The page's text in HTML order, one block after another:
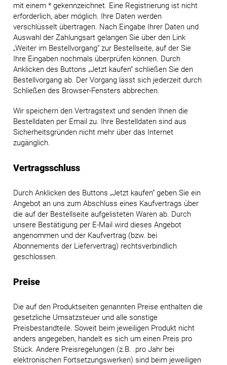
mit einem * gekennzeichnet. Eine Registrierung ist nicht
erforderlich, aber möglich. Ihre Daten werden
verschlüsselt übertragen. Nach Eingabe Ihrer Daten und
Auswahl der Zahlungsart gelangen Sie über den Link
„Weiter im Bestellvorgang“ zur Bestellseite, auf der Sie
Ihre Eingaben nochmals überprüfen können. Durch
Anklicken des Buttons „Jetzt kaufen“ schließen Sie den
Bestellvorgang ab. Der Vorgang lässt sich jederzeit durch
Schließen des Browser-Fensters abbrechen.
Wir speichern den Vertragstext und senden Ihnen die
Bestelldaten per Email zu. Ihre Bestelldaten sind aus
Sicherheitsgründen nicht mehr über das Internet
zugänglich.
Vertragsschluss
Durch Anklicken des Buttons „Jetzt kaufen“ geben Sie ein
Angebot an uns zum Abschluss eines Kaufvertrags über
die auf der Bestellseite aufgelisteten Waren ab. Durch
unsere Bestätigung per E-Mail wird dieses Angebot
angenommen und der Kaufvertrag (bzw. bei
Abonnements der Liefervertrag) rechtsverbindlich
geschlossen.
Preise
Die auf den Produktseiten genannten Preise enthalten die
gesetzliche Umsatzsteuer und alle sonstige
Preisbestandteile. Soweit beim jeweiligen Produkt nicht
anders angegeben, handelt es sich um einen Preis pro
Stück. Andere Preisregelungen (z.B. .pro Jahr bei
elektronischen Fortsetzungswerken) sind beim jeweiligen